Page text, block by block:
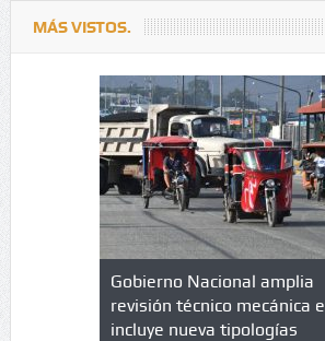
MÁS VISTOS.
de
Gobierno Nacional amplia
revisión técnico mecánica e
incluye nueva tipologías